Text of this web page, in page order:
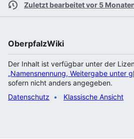
Zuletzt bearbeitet vor 5
OberpfalzWiki
Der Inhalt ist verfügbar unter der
„Namensnennung, Weitergabe unter
sofern nicht anders angegeben.
Datenschutz
Klassische Ansicht